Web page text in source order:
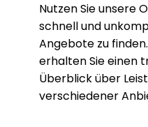
Nutzen Sie unsere
schnell und
Angebote zu
erhalten Sie einen
Überblick über
verschiedener